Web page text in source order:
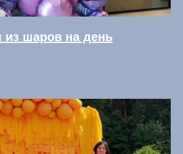
из шаров на день